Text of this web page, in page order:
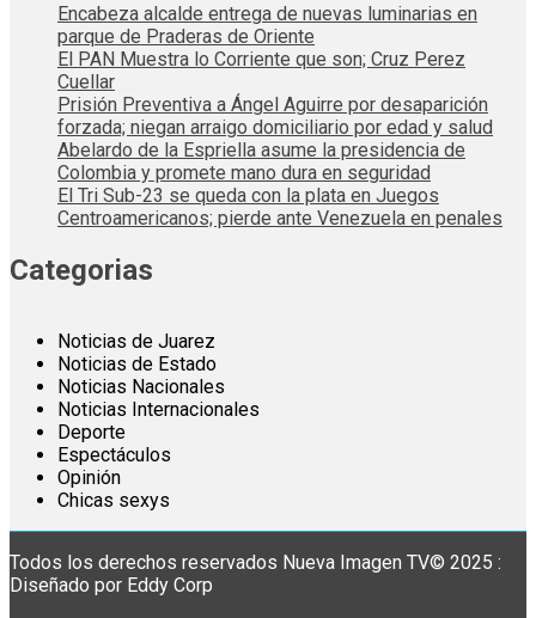
Encabeza alcalde entrega de nuevas luminarias en
parque de Praderas de Oriente
El PAN Muestra lo Corriente que son; Cruz Perez
Cuellar
Prisión Preventiva a Ángel Aguirre por desaparición
forzada; niegan arraigo domiciliario por edad y salud
Abelardo de la Espriella asume la presidencia de
Colombia y promete mano dura en seguridad
El Tri Sub-23 se queda con la plata en Juegos
Centroamericanos; pierde ante Venezuela en penales
Categorias
Noticias de Juarez
Noticias de Estado
Noticias Nacionales
Noticias Internacionales
Deporte
Espectáculos
Opinión
Chicas sexys
Todos los derechos reservados Nueva Imagen TV© 2025 :
Diseñado por Eddy Corp